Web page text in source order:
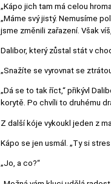
„Kápo jich tam má celou
„Máme svý jistý. Nemusíme
jsme změnili zařazení. Však
Dalibor, který zůstal stát v
„Snažíte se vyrovnat se
„Dá se to tak říct,“ přikývl
korytě. Po chvíli to druhému
Z další kóje vykoukl jeden z
Kápo se jen usmál. „Ty si
„Jo, a co?“